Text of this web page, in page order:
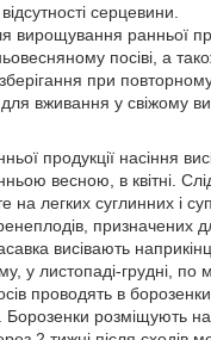
серцевини.
вирощування ранньої
посіві, а
при повторному
вживання у свіжому
продукції насіння
весною, в квітні.
на легких суглинних і
призначених
висівають
у листопаді-грудні, по
проводять в
розміщують на